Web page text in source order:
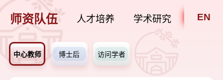
师资队伍 人才培养 学术研究 招贤纳
EN
中心教师 博士后 访问学者